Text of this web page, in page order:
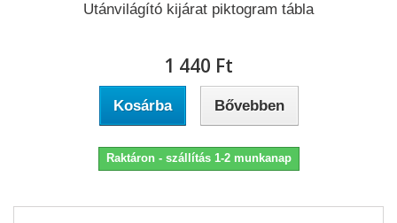
Utánvilágító kijárat piktogram tábla
1 440 Ft‎
Kosárba Bővebben
Raktáron - szállítás 1-2 munkanap